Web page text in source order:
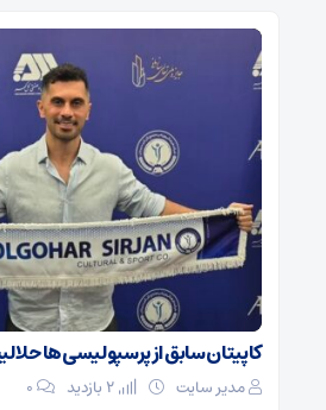
کاپیتان سابق از پرسپولیسی‌ها
مدیر سایت ۰